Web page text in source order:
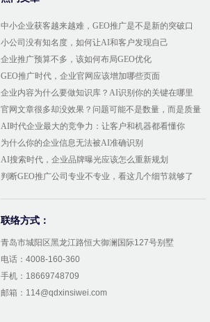
中小企业获客越来越难，GEO推广是不是新的突破口
小公司没有知名度，如何让AI和客户发现自己
企业推广预算不多，该如何布局GEO优化
GEO推广时代，企业官网应该增加哪些页面
企业内容为什么要做知识库？AI识别你的关键在哪里
官网文章很多却没效果？问题可能不是数量，而是质量
AI时代企业最大的竞争力：让客户和机器都看懂你
为什么你的企业信息无法被AI准确识别
AI搜索时代，企业品牌曝光应该怎么重新规划
判断GEO推广公司专业不专业，看这几个细节就够了
联络方式：
青岛市城阳区黑龙江路恒大御澜国际127号别墅
电话：4008-160-360
手机：18669748709
邮箱：114@qdxinsiwei.com